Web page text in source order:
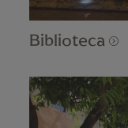
Biblioteca